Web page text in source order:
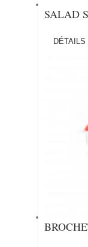
SALAD
DÉTAILS